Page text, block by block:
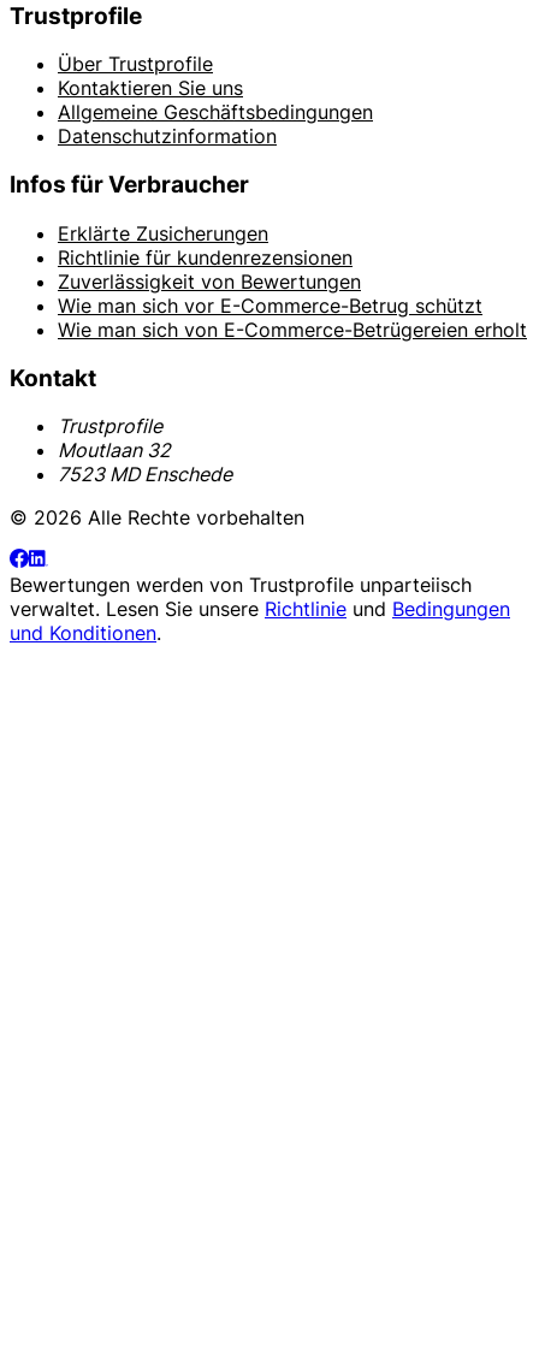
Trustprofile
Über Trustprofile
Kontaktieren Sie uns
Allgemeine Geschäftsbedingungen
Datenschutzinformation
Infos für Verbraucher
Erklärte Zusicherungen
Richtlinie für kundenrezensionen
Zuverlässigkeit von Bewertungen
Wie man sich vor E-Commerce-Betrug schützt
Wie man sich von E-Commerce-Betrügereien erholt
Kontakt
Trustprofile
Moutlaan 32
7523 MD Enschede
© 2026 Alle Rechte vorbehalten
Bewertungen werden von Trustprofile unparteiisch
verwaltet. Lesen Sie unsere Richtlinie und Bedingungen
und Konditionen.